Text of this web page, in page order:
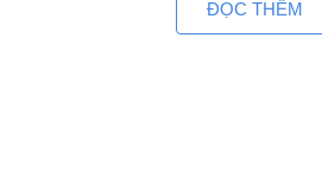
không khí như bụi bẩn, lông
loại bỏ các mùi: khói thuốc lá,
ĐỌC THÊM